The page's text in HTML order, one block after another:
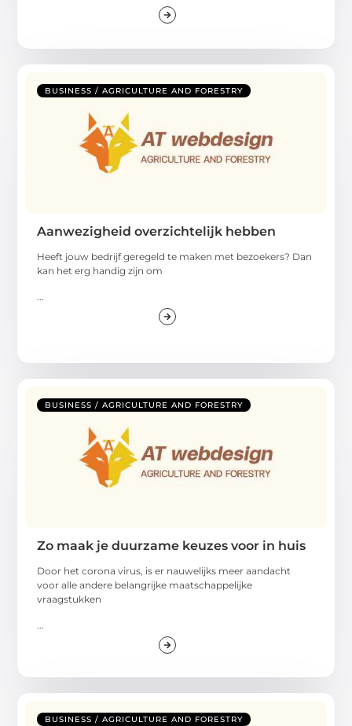
BUSINESS / AGRICULTURE AND FORESTRY
Aanwezigheid overzichtelijk hebben
Heeft jouw bedrijf geregeld te maken met bezoekers? Dan
kan het erg handig zijn om
BUSINESS / AGRICULTURE AND FORESTRY
Zo maak je duurzame keuzes voor in huis
Door het corona virus, is er nauwelijks meer aandacht
voor alle andere belangrijke maatschappelijke
vraagstukken
BUSINESS / AGRICULTURE AND FORESTRY